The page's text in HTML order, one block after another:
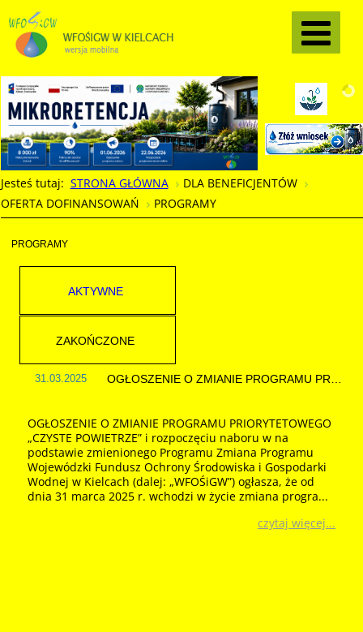
Jesteś tutaj: STRONA GŁÓWNA
DLA BENEFICJENTÓW
OFERTA DOFINANSOWAŃ
PROGRAMY
PROGRAMY
AKTYWNE
ZAKOŃCZONE
31.03.2025
OGŁOSZENIE O ZMIANIE PROGRAMU PRIORYTETOWEGO
„CZYSTE POWIETRZE” i rozpoczęciu naboru w na
podstawie zmienionego Programu Zmiana Programu
Wojewódzki Fundusz Ochrony Środowiska i Gospodarki
Wodnej w Kielcach (dalej: „WFOŚiGW”) ogłasza, że od
dnia 31 marca 2025 r. wchodzi w życie zmiana progra...
czytaj więcej...